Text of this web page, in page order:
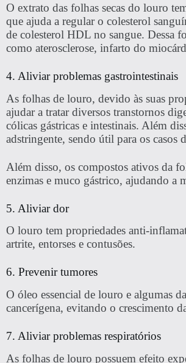
O extrato das folhas secas do louro
que ajuda a regular o colesterol
de colesterol HDL no sangue. Dessa
como aterosclerose, infarto do
4. Aliviar problemas gastrointestinais
As folhas de louro, devido às suas
ajudar a tratar diversos transtornos
cólicas gástricas e intestinais. Além
adstringente, sendo útil para os casos
Além disso, os compostos ativos da
enzimas e muco gástrico, ajudando a
5. Aliviar dor
O louro tem propriedades anti-
artrite, entorses e contusões.
6. Prevenir tumores
O óleo essencial de louro e algumas
cancerígena, evitando o crescimento
7. Aliviar problemas respiratórios
As folhas de louro possuem efeito